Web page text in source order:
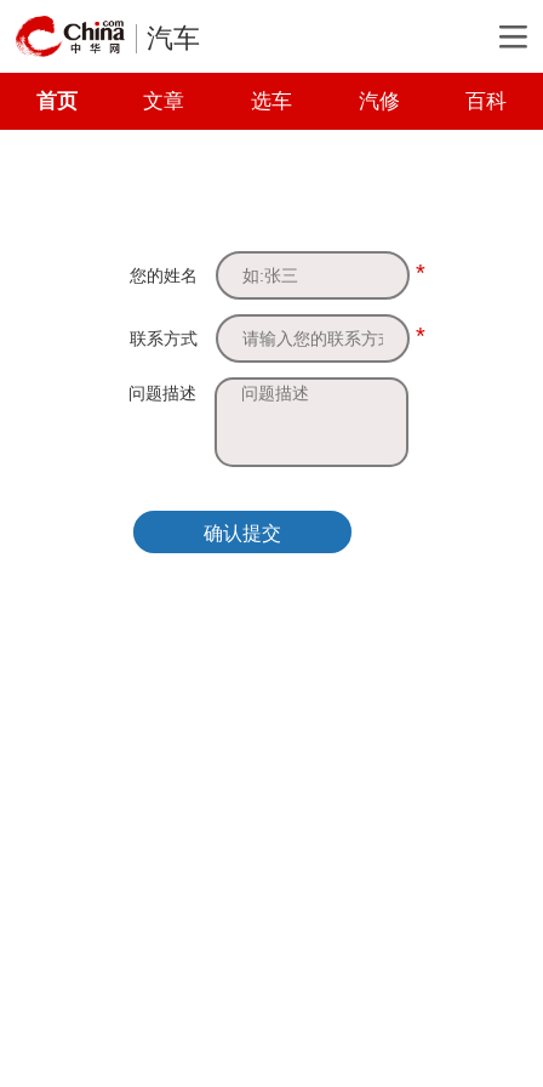
汽车
首页 文章 选车 汽修 百科
您的姓名 *
联系方式 *
问题描述
确认提交